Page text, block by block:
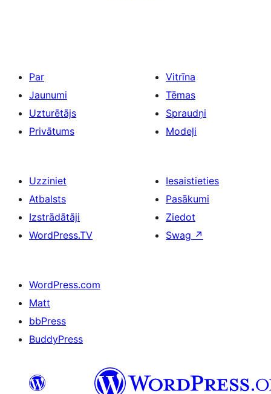
Par
Jaunumi
Uzturētājs
Privātums
Vitrīna
Tēmas
Spraudņi
Modeļi
Uzziniet
Atbalsts
Izstrādātāji
WordPress.TV
Iesaistieties
Pasākumi
Ziedot
Swag ↗
WordPress.com
Matt
bbPress
BuddyPress